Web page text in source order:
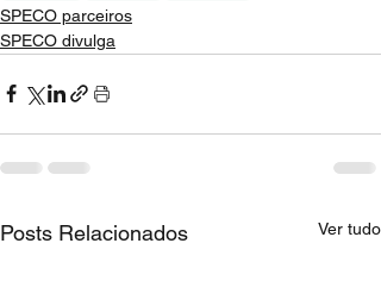
SPECO parceiros
SPECO divulga
Posts Relacionados Ver tudo